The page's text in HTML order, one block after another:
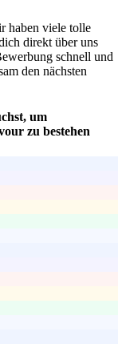
haben viele tolle
direkt über uns
schnell und
den nächsten
um
zu bestehen